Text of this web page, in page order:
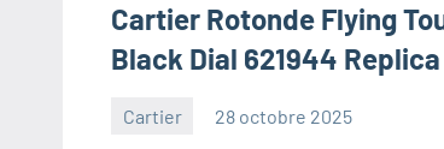
Cartier Rotonde Flying
Black Dial 621944
Cartier 28 octobre 2025